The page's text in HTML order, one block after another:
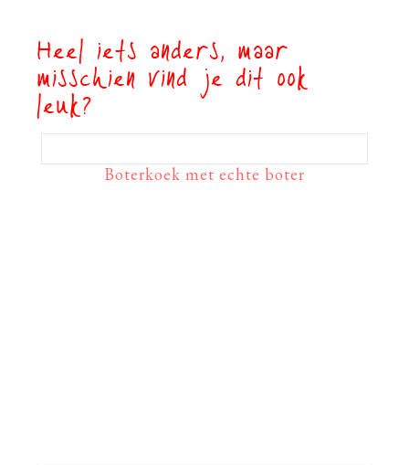
Heel iets anders, maar
misschien vind je dit ook
leuk?
Boterkoek met echte boter